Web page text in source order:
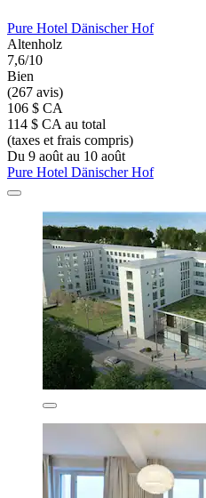
Pure Hotel Dänischer Hof
Altenholz
7,6/10
Bien
(267 avis)
106 $ CA
114 $ CA au total
(taxes et frais compris)
Du 9 août au 10 août
Pure Hotel Dänischer Hof